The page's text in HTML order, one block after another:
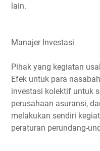
lain.
Manajer Investasi
Pihak yang kegiatan
Efek untuk para
investasi kolektif untuk
perusahaan asuransi,
melakukan sendiri
peraturan perundang-